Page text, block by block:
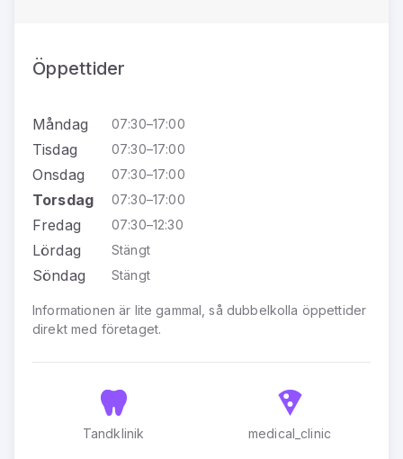
Öppettider
Måndag 07:30–17:00
Tisdag 07:30–17:00
Onsdag 07:30–17:00
Torsdag 07:30–17:00
Fredag 07:30–12:30
Lördag Stängt
Söndag Stängt
Informationen är lite gammal, så dubbelkolla öppettider
direkt med företaget.
Tandklinik medical_clinic